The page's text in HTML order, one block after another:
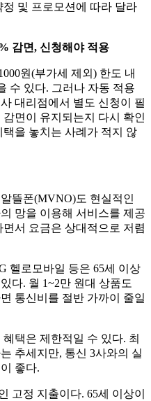
및 프로모션에 따라 달라
감면, 신청해야 적용
원(부가세 제외) 한도 내
수 있다. 그러나 자동 적용
대리점에서 별도 신청이 필
면이 유지되는지 다시 확인
을 놓치는 사례가 적지 않
뜰폰(MVNO)도 현실적인
망을 이용해 서비스를 제공
서 요금은 상대적으로 저렴
헬로모바일 등은 65세 이상
다. 월 1~2만 원대 상품도
통신비를 절반 가까이 줄일
택은 제한적일 수 있다. 최
추세지만, 통신 3사와의 실
좋다.
고정 지출이다. 65세 이상이